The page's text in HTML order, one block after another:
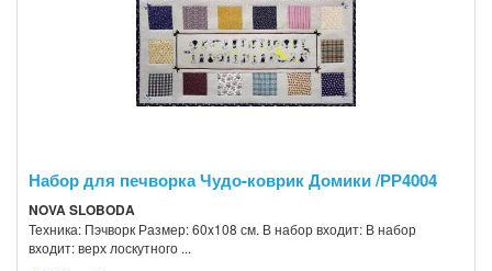
Набор для печворка Чудо-коврик Домики /РР4004
NOVA SLOBODA
Техника: Пэчворк Размер: 60x108 см. В набор входит: В набор
входит: верх лоскутного ...